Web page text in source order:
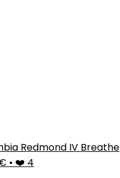
Redmond IV Breathe
• ❤️ 4